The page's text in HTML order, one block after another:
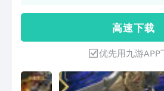
加载，360度自由
索，还原真实大世
度副本等你挑战，
交易；公会城邦，
营厮杀，寻回昔日
高 速 下 载
优先用九游APP